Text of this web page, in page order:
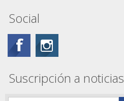
Social
Suscripción a noticias